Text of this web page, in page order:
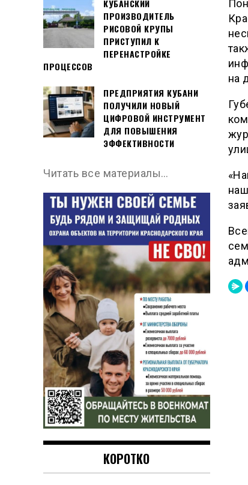
на
КУБАНСКИЙ
ПРОИЗВОДИТЕЛЬ
РИСОВОЙ КРУПЫ
ПРИСТУПИЛ К
ПЕРЕНАСТРОЙКЕ
ПРОЦЕССОВ
ПРЕДПРИЯТИЯ КУБАНИ
ПОЛУЧИЛИ НОВЫЙ
ЦИФРОВОЙ ИНСТРУМЕНТ
ДЛЯ ПОВЫШЕНИЯ
ЭФФЕКТИВНОСТИ
Читать все материалы…
КОРОТКО